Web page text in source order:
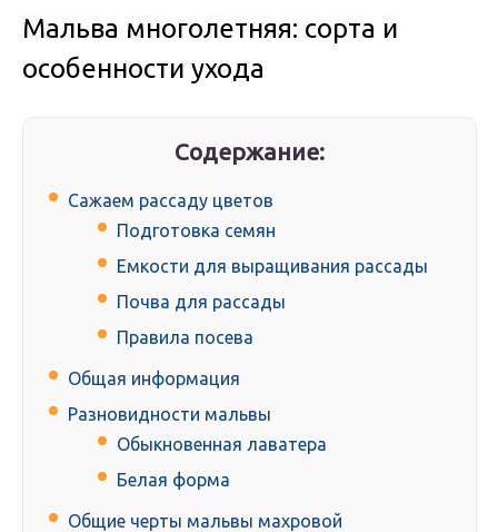
Мальва многолетняя: сорта и
особенности ухода
Содержание:
Сажаем рассаду цветов
Подготовка семян
Емкости для выращивания рассады
Почва для рассады
Правила посева
Общая информация
Разновидности мальвы
Обыкновенная лаватера
Белая форма
Общие черты мальвы махровой